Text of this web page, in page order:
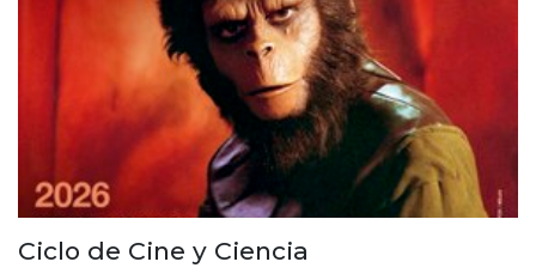
Ciclo de Cine y Ciencia